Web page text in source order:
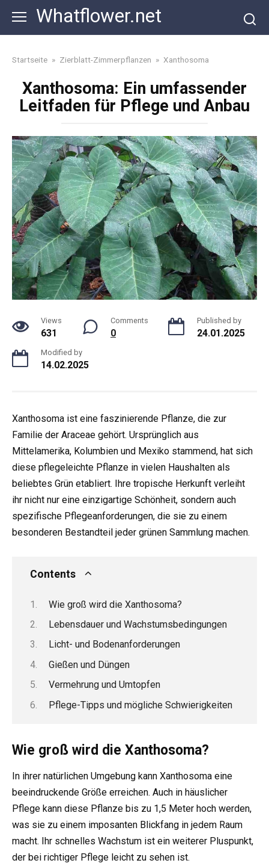
content
Whatflower.net
Startseite » Zierblatt-Zimmerpflanzen » Xanthosoma
Xanthosoma: Ein umfassender
Leitfaden für Pflege und Anbau
Views
631
Comments
0
Published by
24.01.2025
Modified by
14.02.2025
Xanthosoma ist eine faszinierende Pflanze, die zur
Familie der Araceae gehört. Ursprünglich aus
Mittelamerika, Kolumbien und Mexiko stammend, hat sich
diese pflegeleichte Pflanze in vielen Haushalten als
beliebtes Grün etabliert. Ihre tropische Herkunft verleiht
ihr nicht nur eine einzigartige Schönheit, sondern auch
spezifische Pflegeanforderungen, die sie zu einem
besonderen Bestandteil jeder grünen Sammlung machen.
Contents
Wie groß wird die Xanthosoma?
Lebensdauer und Wachstumsbedingungen
Licht- und Bodenanforderungen
Gießen und Düngen
Vermehrung und Umtopfen
Pflege-Tipps und mögliche Schwierigkeiten
Wie groß wird die Xanthosoma?
In ihrer natürlichen Umgebung kann Xanthosoma eine
beeindruckende Größe erreichen. Auch in häuslicher
Pflege kann diese Pflanze bis zu 1,5 Meter hoch werden,
was sie zu einem imposanten Blickfang in jedem Raum
macht. Ihr schnelles Wachstum ist ein weiterer Pluspunkt,
der bei richtiger Pflege leicht zu sehen ist.